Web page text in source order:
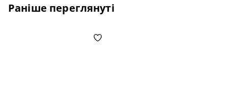
Раніше переглянуті